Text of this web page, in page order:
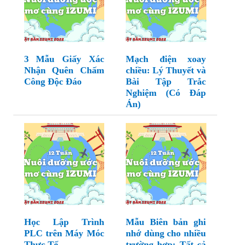
3 Mẫu Giấy Xác
Nhận Quên Chấm
Công Độc Đáo
Mạch điện xoay
chiều: Lý Thuyết và
Bài Tập Trắc
Nghiệm (Có Đáp
Án)
Học Lập Trình
PLC trên Máy Móc
Mẫu Biên bản ghi
nhớ dùng cho nhiều